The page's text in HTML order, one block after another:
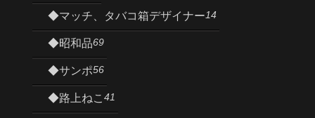
◆マッチ、タバコ箱デザイナー14
◆昭和品69
◆サンポ56
◆路上ねこ41